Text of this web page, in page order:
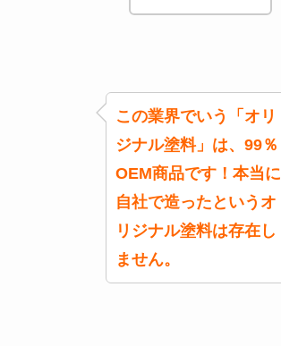
この業界でいう「オリ
ジナル塗料」は、99％
OEM商品です！本当に
自社で造ったというオ
リジナル塗料は存在し
ません。